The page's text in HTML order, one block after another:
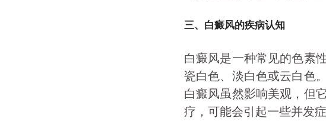
三、白癜风的疾病认知
白癜风是一种常见的色素
瓷白色、淡白色或云白色
白癜风虽然影响美观，但
疗，可能会引起一些并发症